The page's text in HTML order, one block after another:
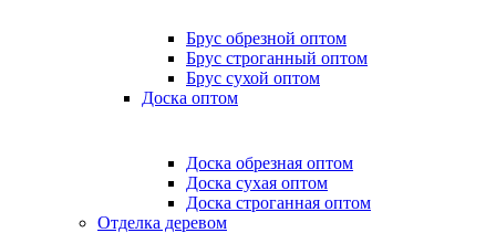
Брус обрезной оптом
Брус строганный оптом
Брус сухой оптом
Доска оптом
Доска обрезная оптом
Доска сухая оптом
Доска строганная оптом
Отделка деревом